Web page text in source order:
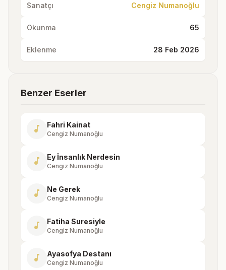
Sanatçı Cengiz Numanoğlu
Okunma 65
Eklenme 28 Feb 2026
Benzer Eserler
music_note Fahri Kainat
Cengiz Numanoğlu
music_note Ey İnsanlık Nerdesin
Cengiz Numanoğlu
music_note Ne Gerek
Cengiz Numanoğlu
music_note Fatiha Suresiyle
Cengiz Numanoğlu
music_note Ayasofya Destanı
Cengiz Numanoğlu